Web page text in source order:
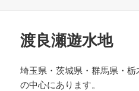
ー
渡良瀬遊水地
埼玉県・茨城県・群馬県・
の中心にあります。